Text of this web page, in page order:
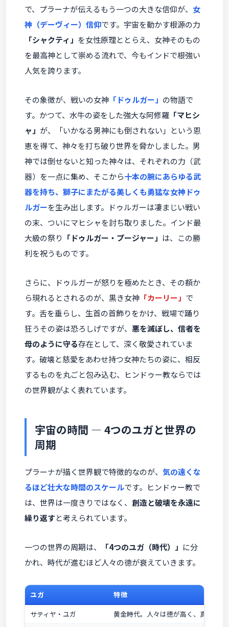
で、プラーナが伝えるもう一つの大きな信仰が、 女
神（デーヴィー）信仰です。宇宙を動かす根源の力
「シャクティ」 を女性原理ととらえ、女神そのもの
を最高神として崇める流れで、今もインドで根強い
人気を誇ります。
その象徴が、戦いの女神 「ドゥルガー」 の物語で
す。かつて、水牛の姿をした強大な阿修羅 「マヒシ
ャ」 が、「いかなる男神にも倒されない」という恩
恵を得て、神々を打ち破り世界を脅かしました。男
神では倒せないと知った神々は、それぞれの力（武
器）を一点に集め、そこから十本の腕にあらゆる武
器を持ち、獅子にまたがる美しくも勇猛な女神ドゥ
ルガーを生み出します。ドゥルガーは凄まじい戦い
の末、ついにマヒシャを討ち取りました。インド最
大級の祭り 「ドゥルガー・プージャー」 は、この勝
利を祝うものです。
さらに、ドゥルガーが怒りを極めたとき、その額か
ら現れるとされるのが、黒き女神 「カーリー」 で
す。舌を垂らし、生首の首飾りをかけ、戦場で踊り
狂うその姿は恐ろしげですが、 悪を滅ぼし、信者を
母のように守る存在として、深く敬愛されていま
す。破壊と慈愛をあわせ持つ女神たちの姿に、相反
するものを丸ごと包み込む、ヒンドゥー教ならでは
の世界観がよく表れています。
宇宙の時間 ― 4つのユガと世界の
周期
プラーナが描く世界観で特徴的なのが、 気の遠くな
るほど壮大な時間のスケールです。ヒンドゥー教で
は、世界は一度きりではなく、 創造と破壊を永遠に
繰り返すと考えられています。
一つの世界の周期は、 「4つのユガ（時代）」 に分
かれ、時代が進むほど人々の徳が衰えていきます。
ユガ
特徴
サティヤ・ユガ
黄金時代。人々は徳が高く、真理に生